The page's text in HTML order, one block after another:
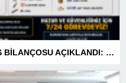
ELAZIĞ’DA TEMMUZ AYI ASAYİŞ BİLANÇOSU AÇIKLANDI: 1 AYDA 1.032 ŞAHIS YAKALANDI, 207 TUTUKLAMA